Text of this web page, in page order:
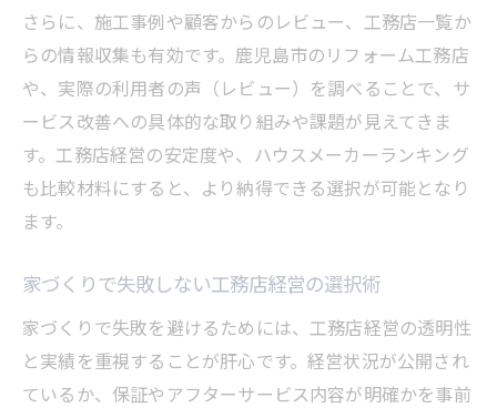
さらに、施工事例や顧客からのレビュー、工務店一覧か
らの情報収集も有効です。鹿児島市のリフォーム工務店
や、実際の利用者の声（レビュー）を調べることで、サ
ービス改善への具体的な取り組みや課題が見えてきま
す。工務店経営の安定度や、ハウスメーカーランキング
も比較材料にすると、より納得できる選択が可能となり
ます。
家づくりで失敗しない工務店経営の選択術
家づくりで失敗を避けるためには、工務店経営の透明性
と実績を重視することが肝心です。経営状況が公開され
ているか、保証やアフターサービス内容が明確かを事前